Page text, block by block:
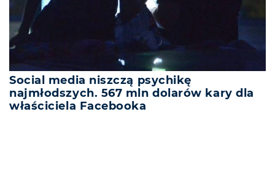
Social media niszczą psychikę
najmłodszych. 567 mln dolarów kary dla
właściciela Facebooka